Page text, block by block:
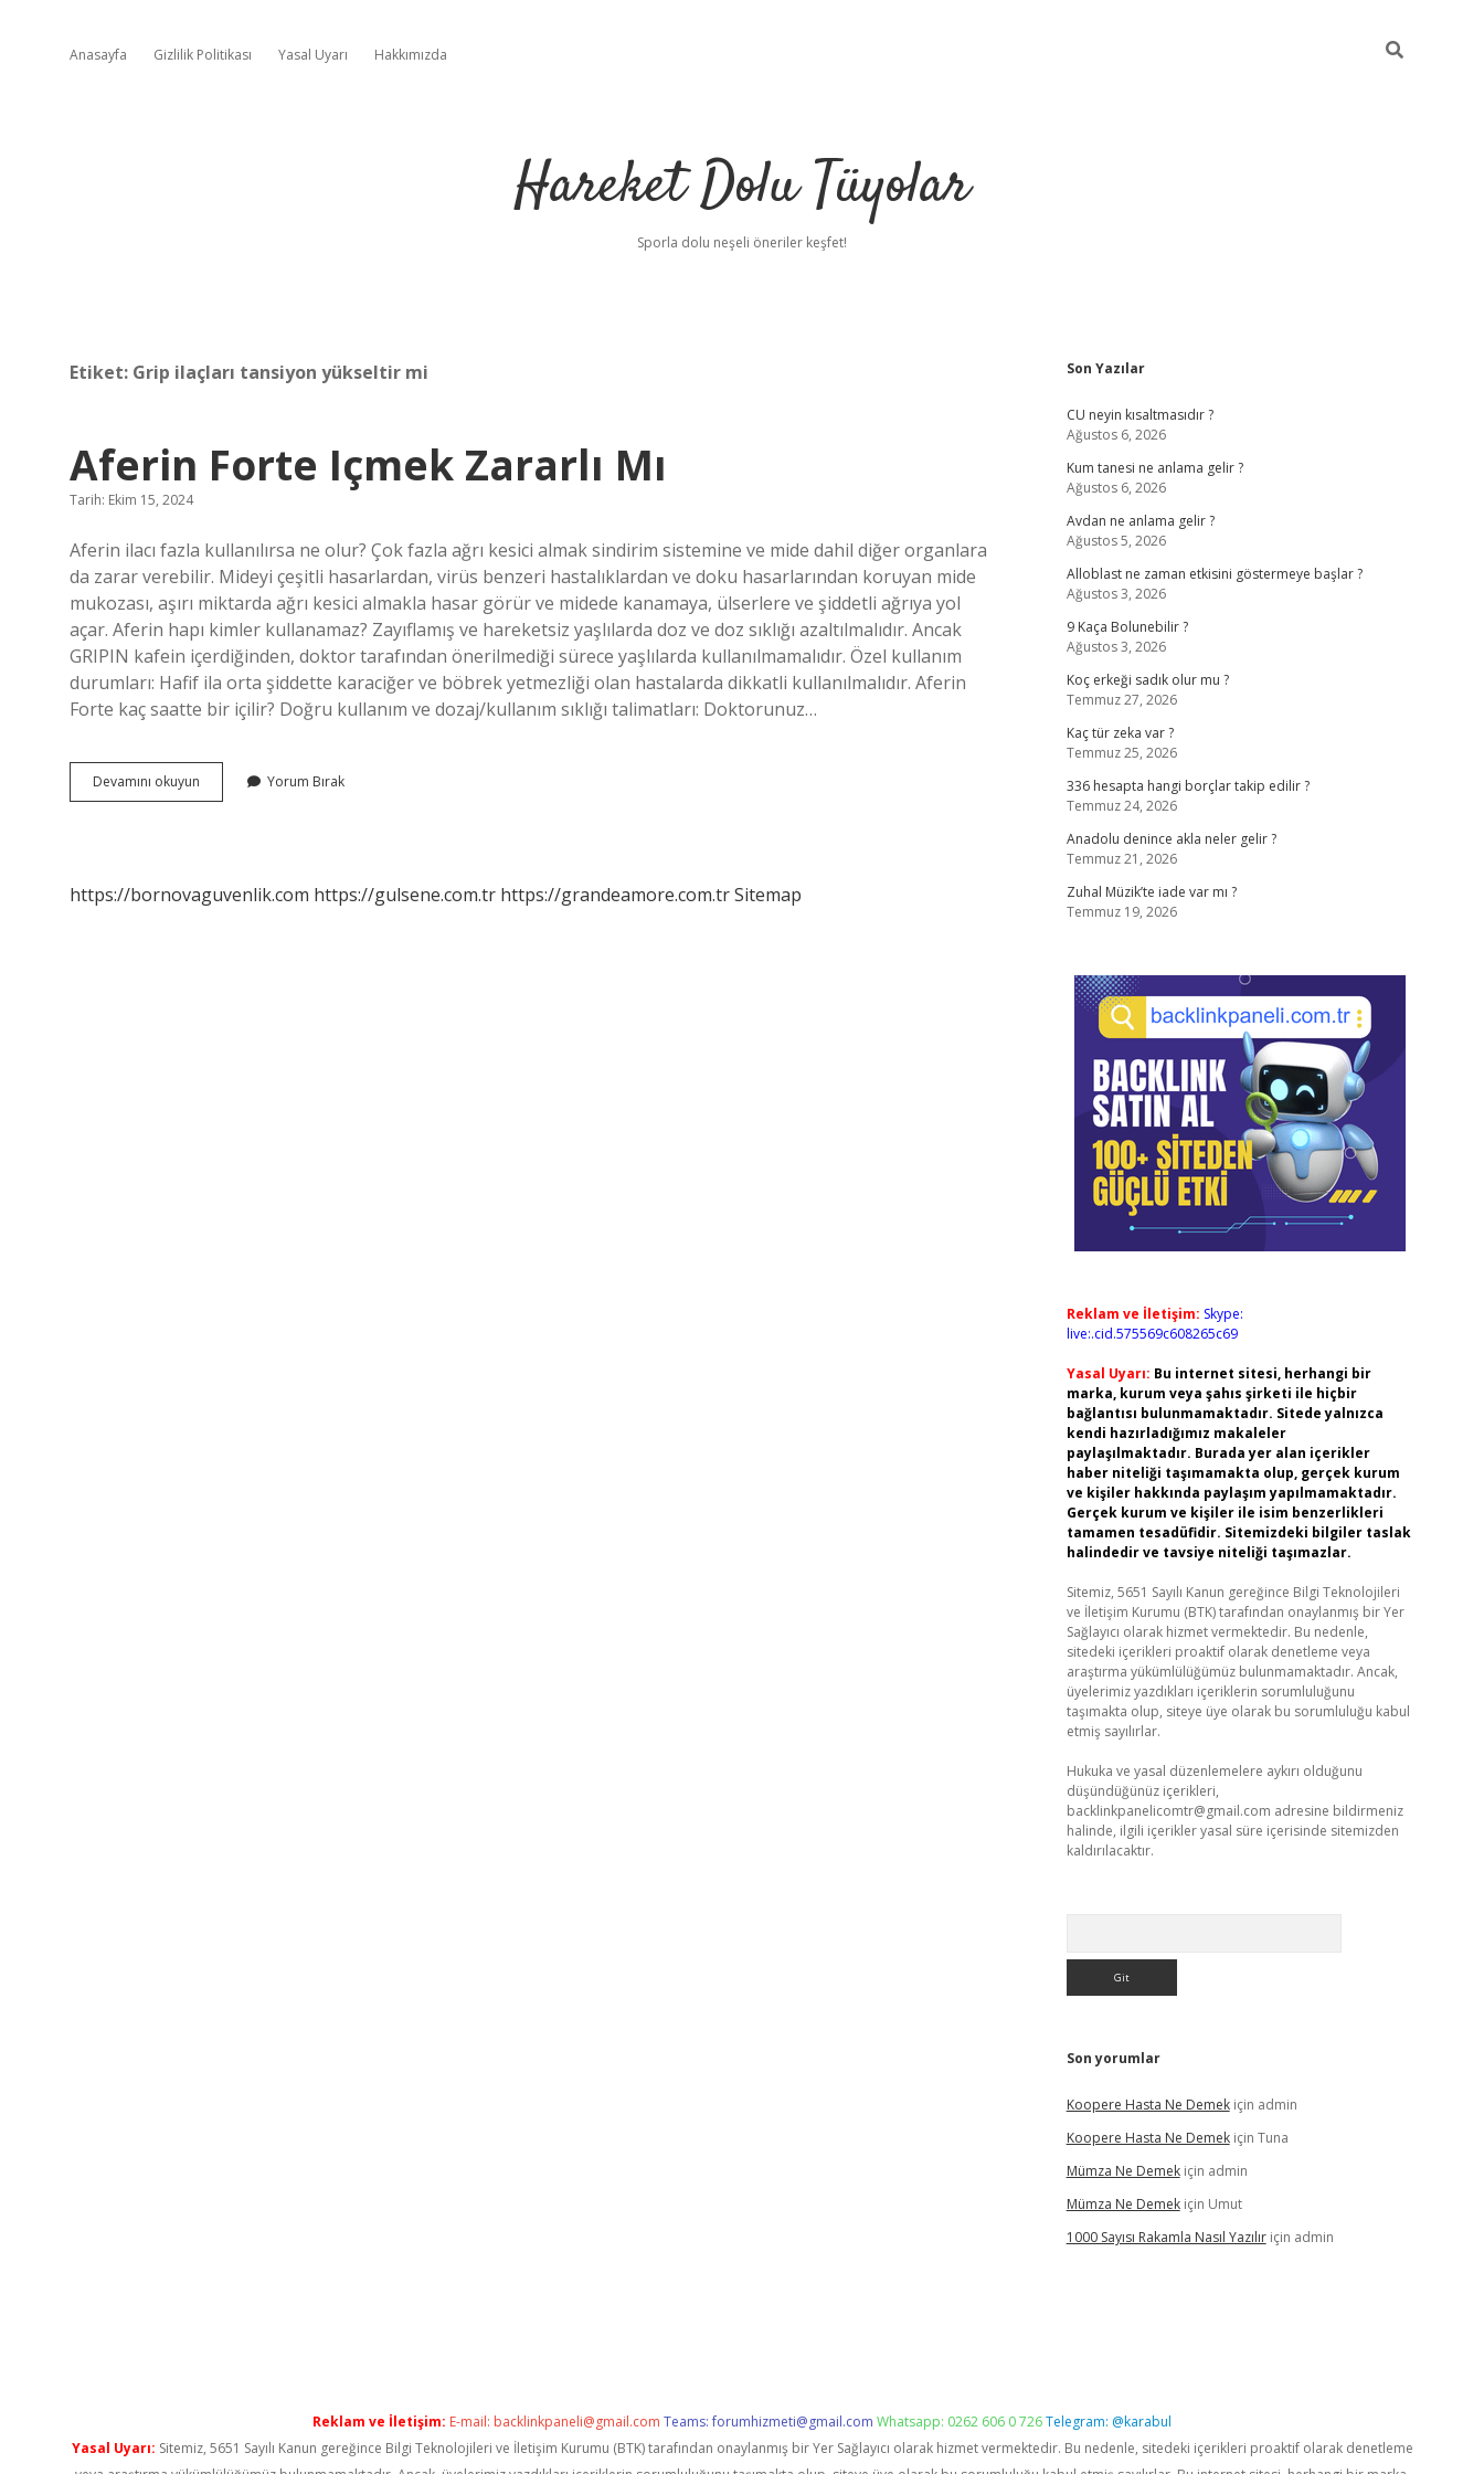
Anasayfa Gizlilik Politikası Yasal Uyarı Hakkımızda
Hareket Dolu Tüyolar
Sporla dolu neşeli öneriler keşfet!
Etiket: Grip ilaçları tansiyon yükseltir mi
Aferin Forte Içmek Zararlı Mı
Tarih: Ekim 15, 2024
Aferin ilacı fazla kullanılırsa ne olur? Çok fazla ağrı kesici almak sindirim sistemine ve mide dahil diğer organlara
da zarar verebilir. Mideyi çeşitli hasarlardan, virüs benzeri hastalıklardan ve doku hasarlarından koruyan mide
mukozası, aşırı miktarda ağrı kesici almakla hasar görür ve midede kanamaya, ülserlere ve şiddetli ağrıya yol
açar. Aferin hapı kimler kullanamaz? Zayıflamış ve hareketsiz yaşlılarda doz ve doz sıklığı azaltılmalıdır. Ancak
GRIPIN kafein içerdiğinden, doktor tarafından önerilmediği sürece yaşlılarda kullanılmamalıdır. Özel kullanım
durumları: Hafif ila orta şiddette karaciğer ve böbrek yetmezliği olan hastalarda dikkatli kullanılmalıdır. Aferin
Forte kaç saatte bir içilir? Doğru kullanım ve dozaj/kullanım sıklığı talimatları: Doktorunuz…
Devamını okuyun
Forte
Yorum Bırak
https://bornovaguvenlik.com https://gulsene.com.tr https://grandeamore.com.trSitemap
Sidebar
Son Yazılar
CU neyin kısaltmasıdır ?
Ağustos 6, 2026
Kum tanesi ne anlama gelir ?
Ağustos 6, 2026
Avdan ne anlama gelir ?
Ağustos 5, 2026
Alloblast ne zaman etkisini göstermeye başlar ?
Ağustos 3, 2026
9 Kaça Bolunebilir ?
Ağustos 3, 2026
Koç erkeği sadık olur mu ?
Temmuz 27, 2026
Kaç tür zeka var ?
Temmuz 25, 2026
336 hesapta hangi borçlar takip edilir ?
Temmuz 24, 2026
Anadolu denince akla neler gelir ?
Temmuz 21, 2026
Zuhal Müzik’te iade var mı ?
Temmuz 19, 2026
Reklam ve İletişim: Skype:
live:.cid.575569c608265c69
Yasal Uyarı: Bu internet sitesi, herhangi bir
marka, kurum veya şahıs şirketi ile hiçbir
bağlantısı bulunmamaktadır. Sitede yalnızca
kendi hazırladığımız makaleler
paylaşılmaktadır. Burada yer alan içerikler
haber niteliği taşımamakta olup, gerçek kurum
ve kişiler hakkında paylaşım yapılmamaktadır.
Gerçek kurum ve kişiler ile isim benzerlikleri
tamamen tesadüfidir. Sitemizdeki bilgiler taslak
halindedir ve tavsiye niteliği taşımazlar.
Sitemiz, 5651 Sayılı Kanun gereğince Bilgi Teknolojileri
ve İletişim Kurumu (BTK) tarafından onaylanmış bir Yer
Sağlayıcı olarak hizmet vermektedir. Bu nedenle,
sitedeki içerikleri proaktif olarak denetleme veya
araştırma yükümlülüğümüz bulunmamaktadır. Ancak,
üyelerimiz yazdıkları içeriklerin sorumluluğunu
taşımakta olup, siteye üye olarak bu sorumluluğu kabul
etmiş sayılırlar.
Hukuka ve yasal düzenlemelere aykırı olduğunu
düşündüğünüz içerikleri,
backlinkpanelicomtr@gmail.com adresine bildirmeniz
halinde, ilgili içerikler yasal süre içerisinde sitemizden
kaldırılacaktır.
Son yorumlar
Koopere Hasta Ne Demekiçin admin
Koopere Hasta Ne Demekiçin Tuna
Mümza Ne Demekiçin admin
Mümza Ne Demekiçin Umut
1000 Sayısı Rakamla Nasıl Yazılıriçin admin
Reklam ve İletişim: E-mail: backlinkpaneli@gmail.com Teams:forumhizmeti@gmail.com Whatsapp: 0262 606 0 726Telegram: @karabul
Yasal Uyarı: Sitemiz, 5651 Sayılı Kanun gereğince Bilgi Teknolojileri ve İletişim Kurumu (BTK) tarafından onaylanmış bir Yer Sağlayıcı olarak hizmet vermektedir. Bu nedenle, sitedeki içerikleri proaktif olarak denetleme